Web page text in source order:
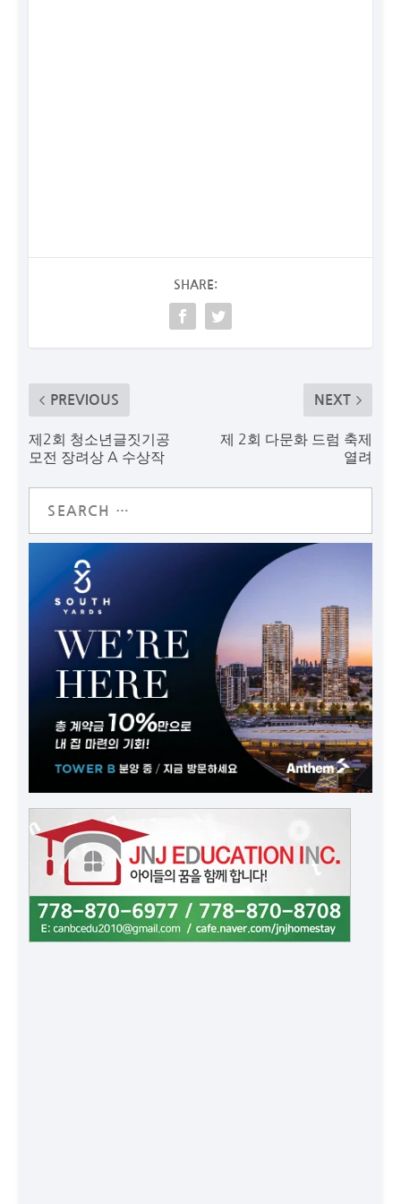
SHARE:
PREVIOUS
제2회 청소년글짓기공
모전 장려상 A 수상작
NEXT
제 2회 다문화 드럼 축제
열려